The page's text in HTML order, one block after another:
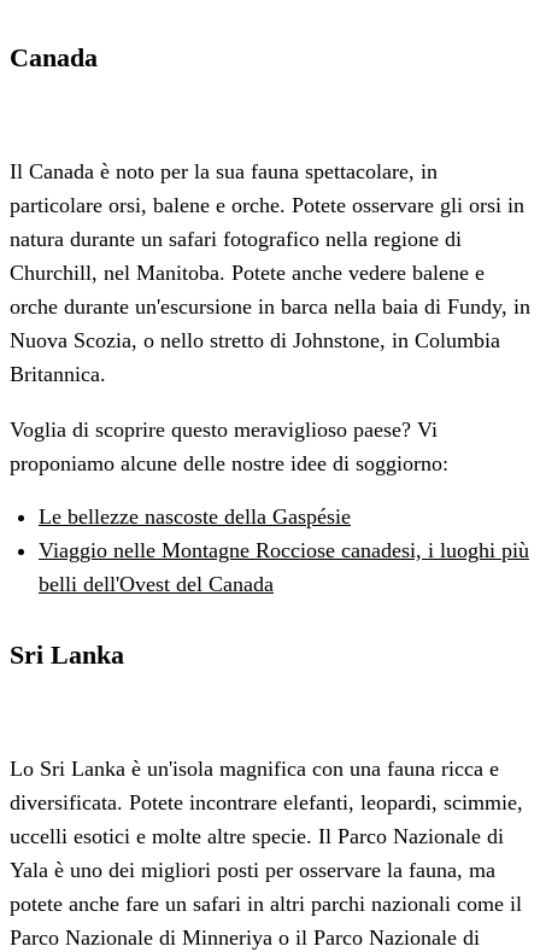
Canada
Il Canada è noto per la sua fauna spettacolare, in
particolare orsi, balene e orche. Potete osservare gli orsi in
natura durante un safari fotografico nella regione di
Churchill, nel Manitoba. Potete anche vedere balene e
orche durante un'escursione in barca nella baia di Fundy, in
Nuova Scozia, o nello stretto di Johnstone, in Columbia
Britannica.
Voglia di scoprire questo meraviglioso paese? Vi
proponiamo alcune delle nostre idee di soggiorno:
Le bellezze nascoste della Gaspésie
Viaggio nelle Montagne Rocciose canadesi, i luoghi più
belli dell'Ovest del Canada
Sri Lanka
Lo Sri Lanka è un'isola magnifica con una fauna ricca e
diversificata. Potete incontrare elefanti, leopardi, scimmie,
uccelli esotici e molte altre specie. Il Parco Nazionale di
Yala è uno dei migliori posti per osservare la fauna, ma
potete anche fare un safari in altri parchi nazionali come il
Parco Nazionale di Minneriya o il Parco Nazionale di